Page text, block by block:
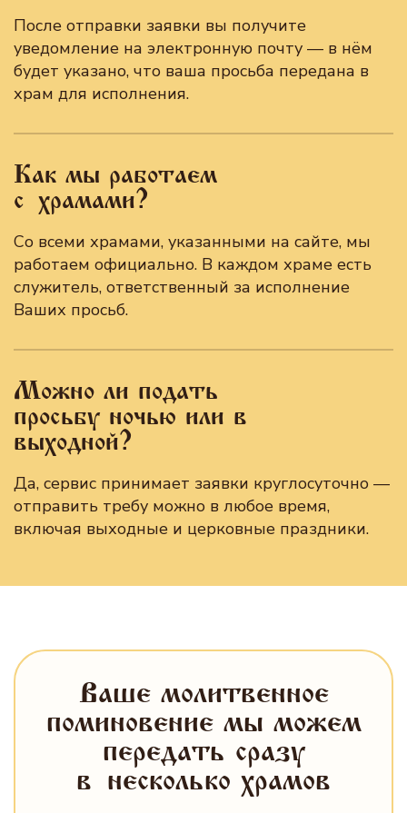
После отправки заявки вы получите
уведомление на электронную почту — в нём
будет указано, что ваша просьба передана в
храм для исполнения.
Как мы работаем
с храмами?
Со всеми храмами, указанными на сайте, мы
работаем официально. В каждом храме есть
служитель, ответственный за исполнение
Ваших просьб.
Можно ли подать
просьбу ночью или в
выходной?
Да, сервис принимает заявки круглосуточно —
отправить требу можно в любое время,
включая выходные и церковные праздники.
Ваше молитвенное
поминовение мы можем
передать сразу
в несколько храмов